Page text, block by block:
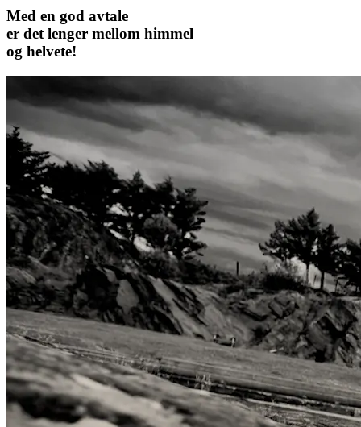
Med en god avtale
er det lenger mellom himmel
og helvete!